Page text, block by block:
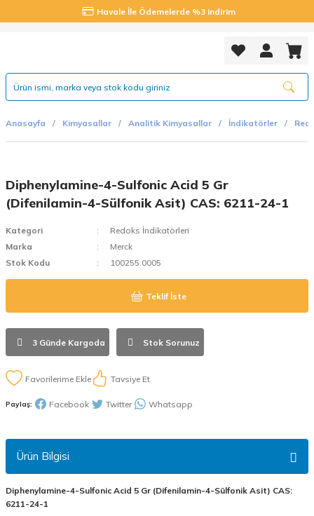
Havale İle Ödemelerde %3 indirim
Anasayfa Kimyasallar Analitik Kimyasallar İndikatörler
Diphenylamine-4-Sulfonic Acid 5 Gr
(Difenilamin-4-Sülfonik Asit) CAS: 6211-24-1
Kategori
Redoks İndikatörleri
Marka
Merck
Stok Kodu
100255.0005
Teklif İste
3 Günde Kargoda Stok Sorunuz
Tavsiye Et
Paylaş: Facebook Twitter Whatsapp
Ürün Bilgisi
Diphenylamine-4-Sulfonic Acid 5 Gr (Difenilamin-4-Sülfonik Asit) CAS:
6211-24-1